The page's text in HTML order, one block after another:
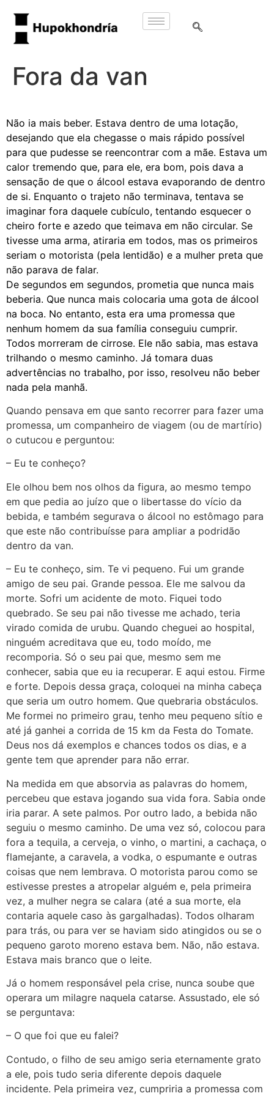
Fora da van
Não ia mais beber. Estava dentro de uma lotação,
desejando que ela chegasse o mais rápido possível
para que pudesse se reencontrar com a mãe. Estava um
calor tremendo que, para ele, era bom, pois dava a
sensação de que o álcool estava evaporando de dentro
de si. Enquanto o trajeto não terminava, tentava se
imaginar fora daquele cubículo, tentando esquecer o
cheiro forte e azedo que teimava em não circular. Se
tivesse uma arma, atiraria em todos, mas os primeiros
seriam o motorista (pela lentidão) e a mulher preta que
não parava de falar.
De segundos em segundos, prometia que nunca mais
beberia. Que nunca mais colocaria uma gota de álcool
na boca. No entanto, esta era uma promessa que
nenhum homem da sua família conseguiu cumprir.
Todos morreram de cirrose. Ele não sabia, mas estava
trilhando o mesmo caminho. Já tomara duas
advertências no trabalho, por isso, resolveu não beber
nada pela manhã.
Quando pensava em que santo recorrer para fazer uma
promessa, um companheiro de viagem (ou de martírio)
o cutucou e perguntou:
– Eu te conheço?
Ele olhou bem nos olhos da figura, ao mesmo tempo
em que pedia ao juízo que o libertasse do vício da
bebida, e também segurava o álcool no estômago para
que este não contribuísse para ampliar a podridão
dentro da van.
– Eu te conheço, sim. Te vi pequeno. Fui um grande
amigo de seu pai. Grande pessoa. Ele me salvou da
morte. Sofri um acidente de moto. Fiquei todo
quebrado. Se seu pai não tivesse me achado, teria
virado comida de urubu. Quando cheguei ao hospital,
ninguém acreditava que eu, todo moído, me
recomporia. Só o seu pai que, mesmo sem me
conhecer, sabia que eu ia recuperar. E aqui estou. Firme
e forte. Depois dessa graça, coloquei na minha cabeça
que seria um outro homem. Que quebraria obstáculos.
Me formei no primeiro grau, tenho meu pequeno sítio e
até já ganhei a corrida de 15 km da Festa do Tomate.
Deus nos dá exemplos e chances todos os dias, e a
gente tem que aprender para não errar.
Na medida em que absorvia as palavras do homem,
percebeu que estava jogando sua vida fora. Sabia onde
iria parar. A sete palmos. Por outro lado, a bebida não
seguiu o mesmo caminho. De uma vez só, colocou para
fora a tequila, a cerveja, o vinho, o martini, a cachaça, o
flamejante, a caravela, a vodka, o espumante e outras
coisas que nem lembrava. O motorista parou como se
estivesse prestes a atropelar alguém e, pela primeira
vez, a mulher negra se calara (até a sua morte, ela
contaria aquele caso às gargalhadas). Todos olharam
para trás, ou para ver se haviam sido atingidos ou se o
pequeno garoto moreno estava bem. Não, não estava.
Estava mais branco que o leite.
Já o homem responsável pela crise, nunca soube que
operara um milagre naquela catarse. Assustado, ele só
se perguntava:
– O que foi que eu falei?
Contudo, o filho de seu amigo seria eternamente grato
a ele, pois tudo seria diferente depois daquele
incidente. Pela primeira vez, cumpriria a promessa com